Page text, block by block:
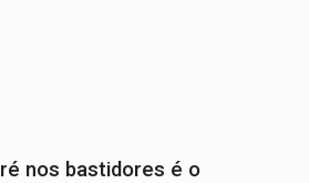
nos bastidores é o